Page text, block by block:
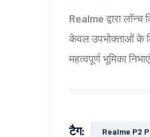
Realme द्वारा
केवल उपभोक्ताओं के
महत्वपूर्ण भूमिका
टैग: Realme P2